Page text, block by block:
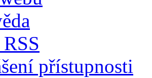
přístupnosti